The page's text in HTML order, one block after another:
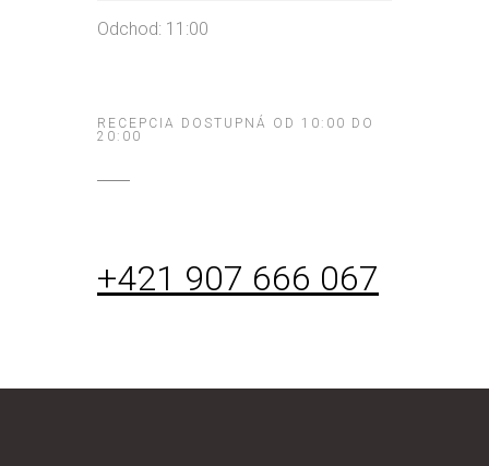
Odchod: 11:00
RECEPCIA DOSTUPNÁ OD 10:00 DO
20:00
+421 907 666 067